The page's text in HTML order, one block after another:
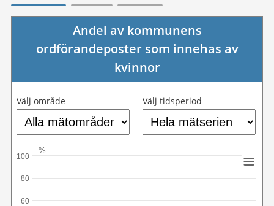
Andel av kommunens
ordförandeposter som innehas av
kvinnor
Välj område Välj tidsperiod
%
60
80
100